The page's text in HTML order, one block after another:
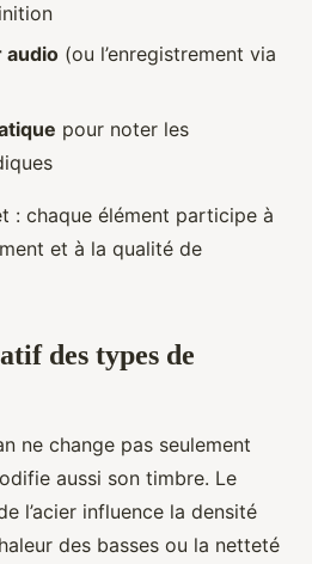
audio (ou l’enregistrement via
pour noter les
: chaque élément participe à
et à la qualité de
des types de
ne change pas seulement
aussi son timbre. Le
l’acier influence la densité
des basses ou la netteté